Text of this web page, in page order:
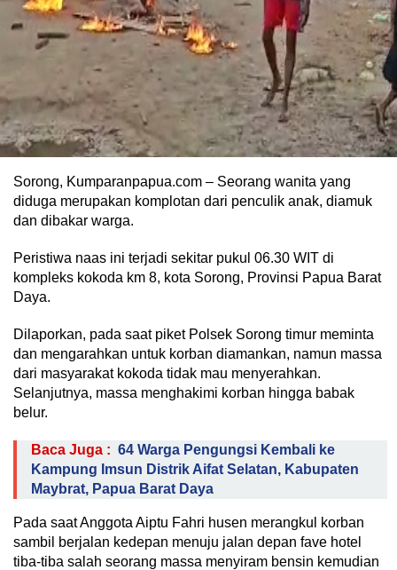
Sorong, Kumparanpapua.com – Seorang wanita yang
diduga merupakan komplotan dari penculik anak, diamuk
dan dibakar warga.
Peristiwa naas ini terjadi sekitar pukul 06.30 WIT di
kompleks kokoda km 8, kota Sorong, Provinsi Papua Barat
Daya.
Dilaporkan, pada saat piket Polsek Sorong timur meminta
dan mengarahkan untuk korban diamankan, namun massa
dari masyarakat kokoda tidak mau menyerahkan.
Selanjutnya, massa menghakimi korban hingga babak
belur.
Baca Juga : 64 Warga Pengungsi Kembali ke
Kampung Imsun Distrik Aifat Selatan, Kabupaten
Maybrat, Papua Barat Daya
Pada saat Anggota Aiptu Fahri husen merangkul korban
sambil berjalan kedepan menuju jalan depan fave hotel
tiba-tiba salah seorang massa menyiram bensin kemudian